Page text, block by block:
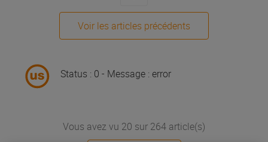
Voir les articles précédents
Status : 0 - Message : error
Vous avez vu 20 sur 264 article(s)